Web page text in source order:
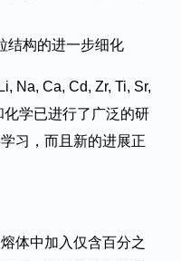
结构的进一步细化
Na, Ca, Cd, Zr, Ti, Sr,
学已进行了广泛的研
习，而且新的进展正
体中加入仅含百分之